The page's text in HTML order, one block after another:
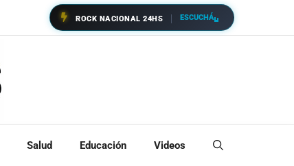
ROCK NACIONAL 24HS ESCUCHÁ
Salud Educación Videos